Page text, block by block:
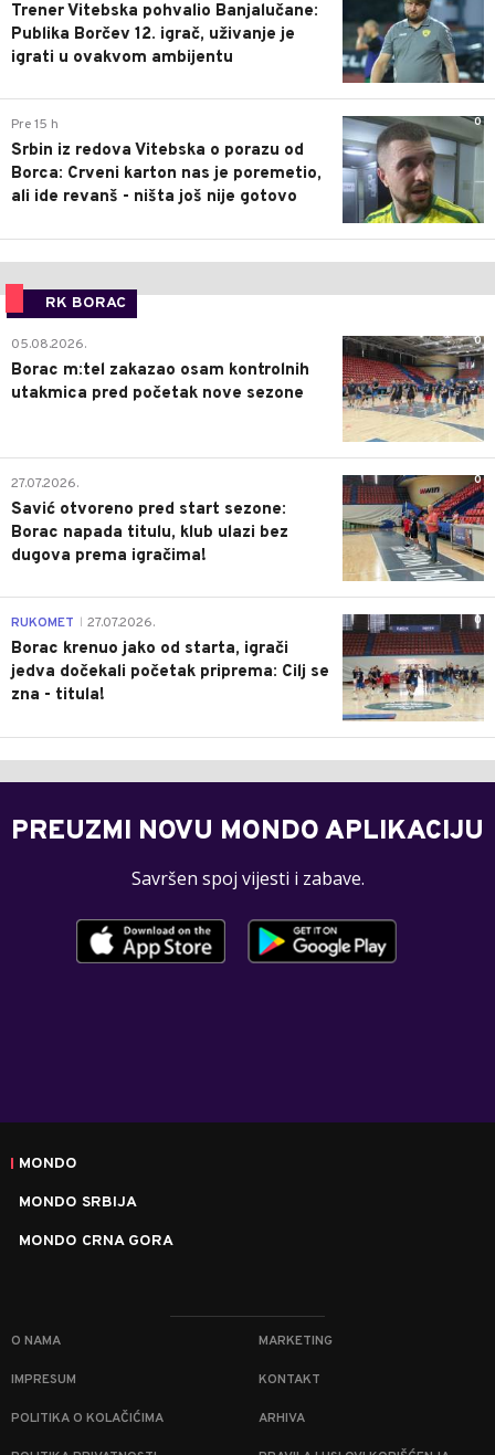
Trener Vitebska pohvalio Banjalučane:
Publika Borčev 12. igrač, uživanje je
igrati u ovakvom ambijentu
0
Pre 15 h
Srbin iz redova Vitebska o porazu od
Borca: Crveni karton nas je poremetio,
ali ide revanš - ništa još nije gotovo
RK BORAC
0
05.08.2026.
Borac m:tel zakazao osam kontrolnih
utakmica pred početak nove sezone
0
27.07.2026.
Savić otvoreno pred start sezone:
Borac napada titulu, klub ulazi bez
dugova prema igračima!
0
RUKOMET 27.07.2026.
Borac krenuo jako od starta, igrači
jedva dočekali početak priprema: Cilj se
zna - titula!
PREUZMI NOVU MONDO APLIKACIJU
Savršen spoj vijesti i zabave.
MONDO
MONDO SRBIJA
MONDO CRNA GORA
O NAMA MARKETING
IMPRESUM KONTAKT
POLITIKA O KOLAČIĆIMA ARHIVA